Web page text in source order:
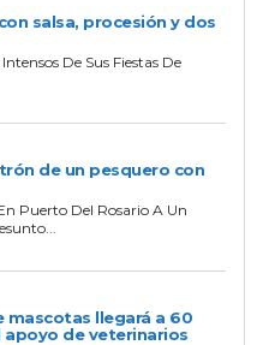
salsa, procesión y dos
De Sus Fiestas De
de un pesquero con
Puerto Del Rosario A Un
mascotas llegará a 60
apoyo de veterinarios